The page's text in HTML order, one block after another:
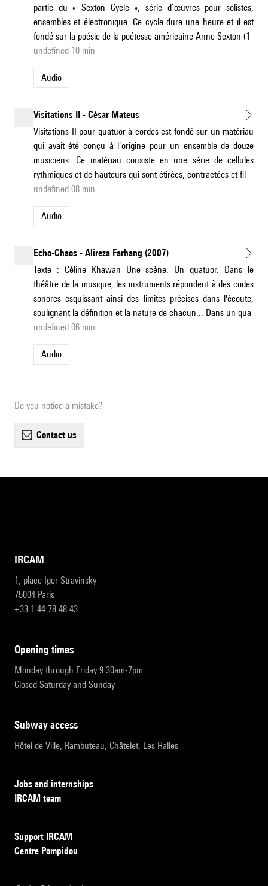
partie du « Sexton Cycle », série d’œuvres pour solistes,
ensembles et électronique. Ce cycle dure une heure et il est
fondé sur la poésie de la poétesse américaine Anne Sexton (1
undefined 10 min
Audio
Visitations II - César Mateus
Visitations II pour quatuor à cordes est fondé sur un matériau
qui avait été conçu à l’origine pour un ensemble de douze
musiciens. Ce matériau consiste en une série de cellules
rythmiques et de hauteurs qui sont étirées, contractées et fil
undefined 08 min
Audio
Echo-Chaos - Alireza Farhang (2007)
Texte : Céline Khawan Une scène. Un quatuor. Dans le
théâtre de la musique, les instruments répondent à des codes
sonores esquissant ainsi des limites précises dans l'écoute,
soulignant la définition et la nature de chacun... Dans un qua
undefined 06 min
Audio
Do you notice a mistake?
contact us
IRCAM
1, place Igor-Stravinsky
75004 Paris
+33 1 44 78 48 43
opening times
Monday through Friday 9:30am-7pm
Closed Saturday and Sunday
subway access
Hôtel de Ville, Rambuteau, Châtelet, Les Halles
Jobs and internships
IRCAM team
Support IRCAM
Centre Pompidou